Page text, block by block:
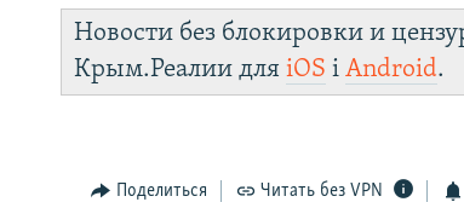
Новости без блокировки и
Крым.Реалии дляiOS іAndroid.
Поделиться Читать без VPN